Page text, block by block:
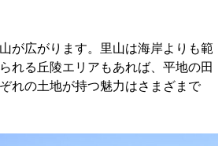
が広がります。里山は海岸よりも範
れる丘陵エリアもあれば、平地の田
れの土地が持つ魅力はさまざまで